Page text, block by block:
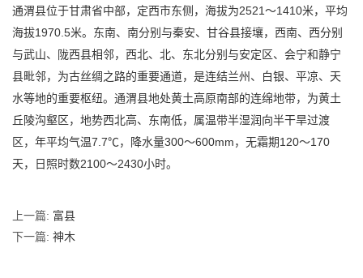
通渭县位于甘肃省中部，定西市东侧，海拔为2521～1410米，平均
海拔1970.5米。东南、南分别与秦安、甘谷县接壤，西南、西分别
与武山、陇西县相邻，西北、北、东北分别与安定区、会宁和静宁
县毗邻，为古丝绸之路的重要通道，是连结兰州、白银、平凉、天
水等地的重要枢纽。通渭县地处黄土高原南部的连绵地带，为黄土
丘陵沟壑区，地势西北高、东南低，属温带半湿润向半干旱过渡
区，年平均气温7.7℃，降水量300～600mm，无霜期120～170
天，日照时数2100～2430小时。
上一篇: 富县
下一篇: 神木